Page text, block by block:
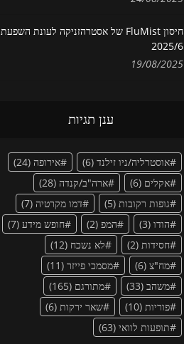
חיסון FluMist של אסטרהזניקה לעונת השפעת
2025/6
19/08/2025
ענן תגיות
אוסטרליה/ניו זילנד (6) אירופה (24)
אקלים (6) ארה"ב/קנדה (28)
גופות רקובות (5) דמו מקרטיה (7)
הודו (3) המפ (2) חופש מידע (7)
חסידות (2) לא נשכח (12)
מח"צ (6) מסמכי פייזר (11)
משהב (33) מתורגם (165)
פוריות (10) שאר ירקות (6)
תופעות לוואי (63)